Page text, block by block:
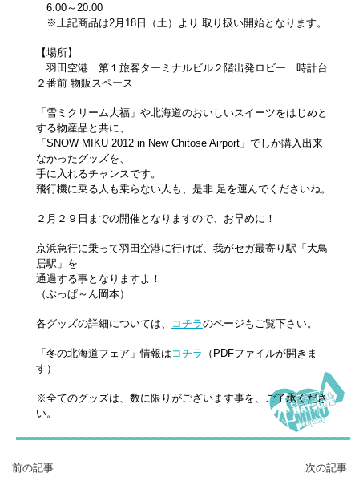
6:00～20:00
※上記商品は2月18日（土）より 取り扱い開始となります。
【場所】
羽田空港 第１旅客ターミナルビル２階出発ロビー 時計台
２番前 物販スペース
「雪ミクリーム大福」や北海道のおいしいスイーツをはじめと
する物産品と共に、
「SNOW MIKU 2012 in New Chitose Airport」でしか購入出来
なかったグッズを、
手に入れるチャンスです。
飛行機に乗る人も乗らない人も、是非 足を運んでくださいね。
２月２９日までの開催となりますので、お早めに！
京浜急行に乗って羽田空港に行けば、我がセガ最寄り駅「大鳥
居駅」を
通過する事となりますよ！
（ぶっぱ～ん岡本）
各グッズの詳細については、 コチラのページもご覧下さい。
「冬の北海道フェア」情報は コチラ
（PDFファイルが開きま
す）
※全てのグッズは、数に限りがございます事を、ご了承くださ
い。
前の記事 次の記事